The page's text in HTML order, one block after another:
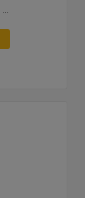
UN ECE R96 Stage IIIA, Brazil MAR-1